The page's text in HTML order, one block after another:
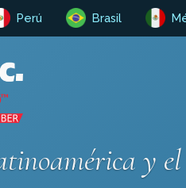
Perú Brasil
y